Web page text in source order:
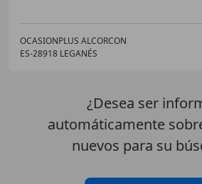
OCASIONPLUS ALCORCON
ES-28918 LEGANÉS
¿Desea ser
automáticamente
nuevos para su